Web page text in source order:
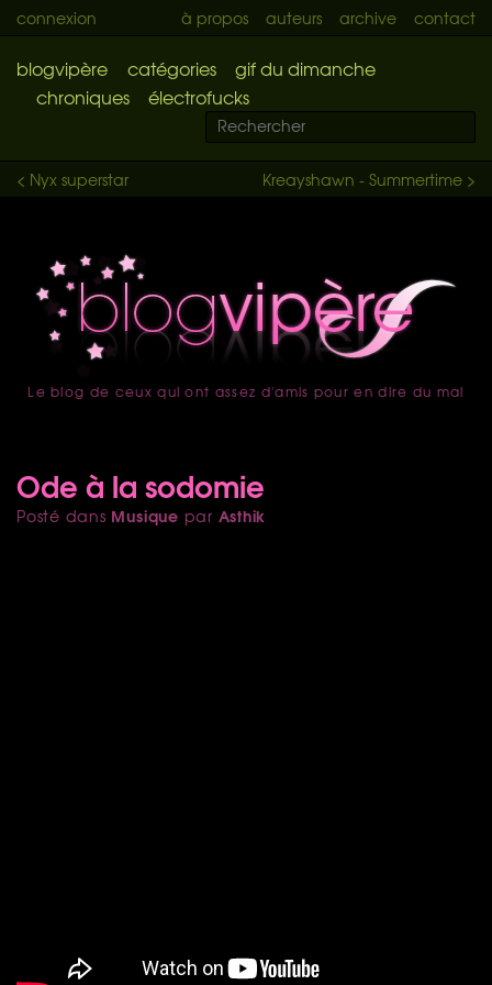
connexion à propos auteurs archive contact
blogvipère catégories
gif du dimanche
chroniques
électrofucks
Kreayshawn - Summertime >
< Nyx superstar
accueil
Le blog de ceux qui ont assez d'amis pour en dire du mal
Ode à la sodomie
Posté dans Musique par Asthik